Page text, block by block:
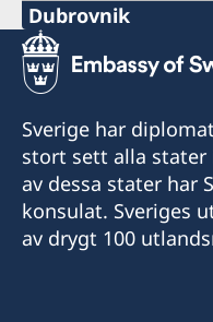
+385 51 212 287
E-mail:
Sveriges
Riva 4
51 000 Rijeka
Telefon:
+38521282196
Sveriges
Ulica Hrvatske
Dubrovnik
Telefon:
+385 99 58 999 22
E-mail:
Sveriges
Sverige har
stort sett alla stater
av dessa stater har
konsulat. Sveriges
av drygt 100